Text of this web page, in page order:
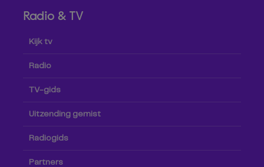
Radio & TV
Kijk tv
Radio
TV-gids
Uitzending gemist
Radiogids
Partners